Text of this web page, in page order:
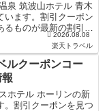
泉 筑波山ホテル 青木
います。割引クーポン
るものが最新の割引ク
どで使え...
2026.08.08
楽天トラベル
ルクーポンコー
ホテル ホーリンの新
。割引クーポンを見つ